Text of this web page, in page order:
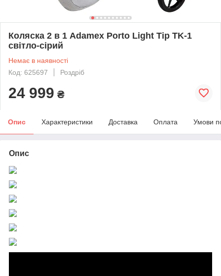
Коляска 2 в 1 Adamex Porto Light Tip TK-1
світло-сірий
Немає в наявності
Код: 625697
Роздріб
24 999 ₴
Опис Характеристики Доставка Оплата Умови
Опис